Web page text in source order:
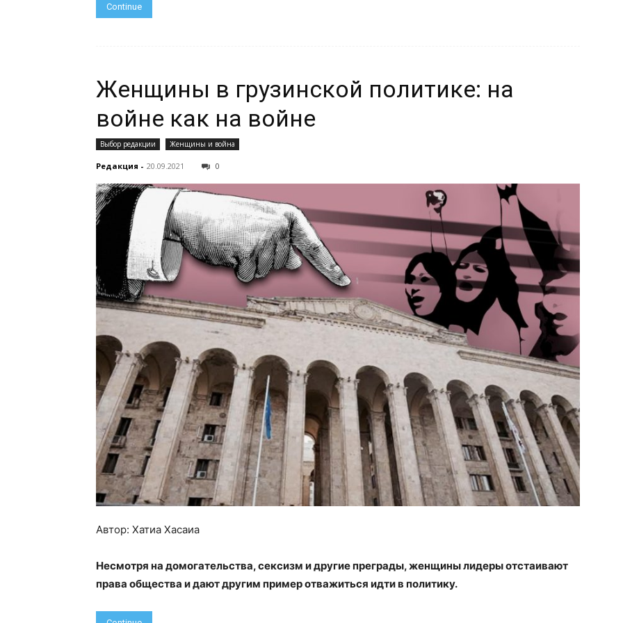
Continue
Женщины в грузинской политике: на
войне как на войне
Выбор редакции Женщины и война
Редакция - 20.09.2021 0
Автор: Хатиа Хасаиа
Несмотря на домогательства, сексизм и другие преграды, женщины лидеры отстаивают
права общества и дают другим пример отважиться идти в политику.